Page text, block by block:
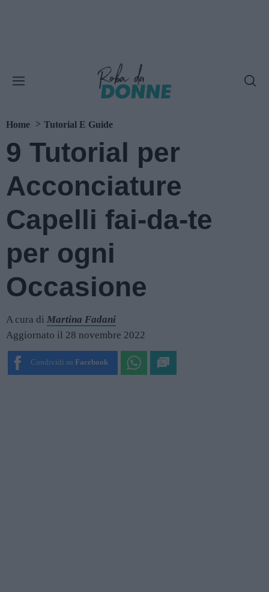
Home Tutorial E Guide
9 Tutorial per
Acconciature
Capelli fai-da-te
per ogni
Occasione
A cura di Martina Fadani
Aggiornato il 28 novembre 2022
Condividi su Facebook